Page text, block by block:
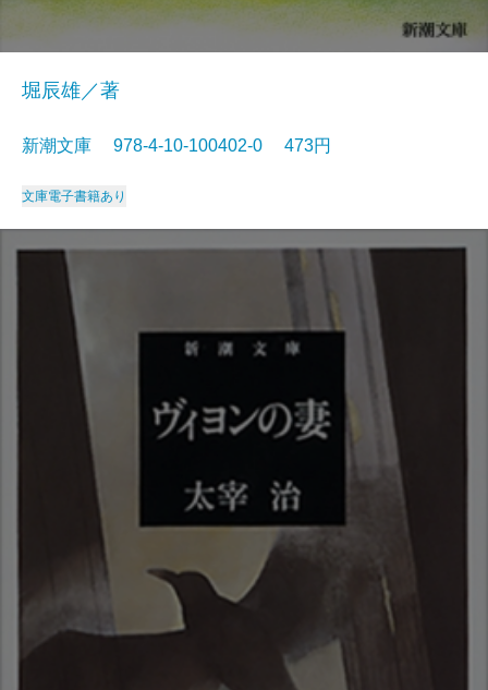
堀辰雄／著
新潮文庫 978-4-10-100402-0 473円
文庫電子書籍あり